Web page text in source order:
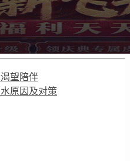
望陪伴
原因及对策